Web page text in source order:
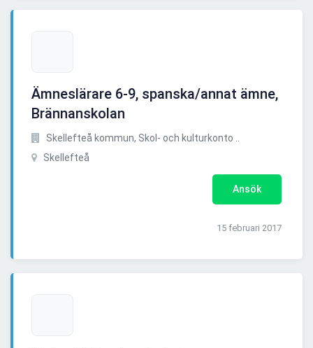
Ämneslärare 6-9, spanska/annat ämne,
Brännanskolan
Skellefteå kommun, Skol- och kulturkonto ..
Skellefteå
Ansök
15 februari 2017